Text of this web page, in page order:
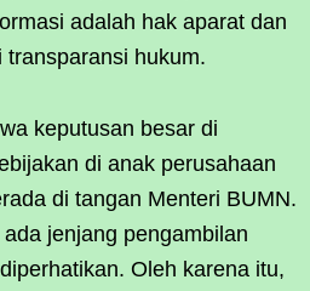
adalah hak aparat dan
hukum.
keputusan besar di
di anak perusahaan
di tangan Menteri BUMN.
jenjang pengambilan
Oleh karena itu,